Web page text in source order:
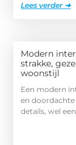
Lees verder ➜
Modern
strakke,
woonstijl
Een modern
en
details, wel